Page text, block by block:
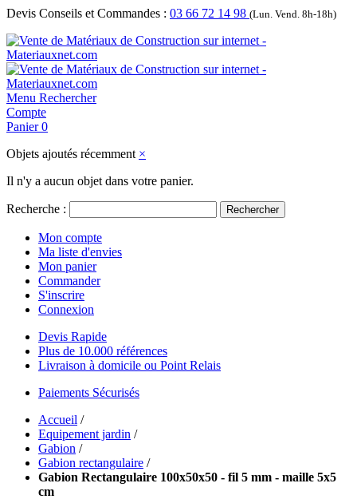
Devis Conseils et Commandes : 03 66 72 14 98 (Lun. Vend. 8h-18h)
Menu Rechercher
Compte
Panier 0
Objets ajoutés récemment ×
Il n'y a aucun objet dans votre panier.
Recherche : Rechercher
Mon compte
Ma liste d'envies
Mon panier
Commander
S'inscrire
Connexion
Devis Rapide
Plus de 10.000 références
Livraison à domicile ou Point Relais
Paiements Sécurisés
Accueil /
Equipement jardin /
Gabion /
Gabion rectangulaire /
Gabion Rectangulaire 100x50x50 - fil 5 mm - maille 5x5
cm